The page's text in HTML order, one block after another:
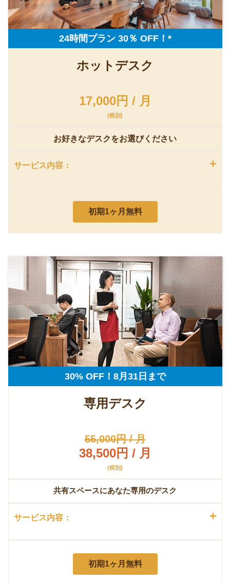
24時間プラン 30％ OFF！*
ホットデスク
17,000円 / 月
(税別)
お好きなデスクをお選びください
サービス内容： +
初期1ヶ月無料
30% OFF！8月31日まで
専用デスク
55,000円 / 月
38,500円 / 月
(税別)
共有スペースにあなた専用のデスク
サービス内容： +
初期1ヶ月無料